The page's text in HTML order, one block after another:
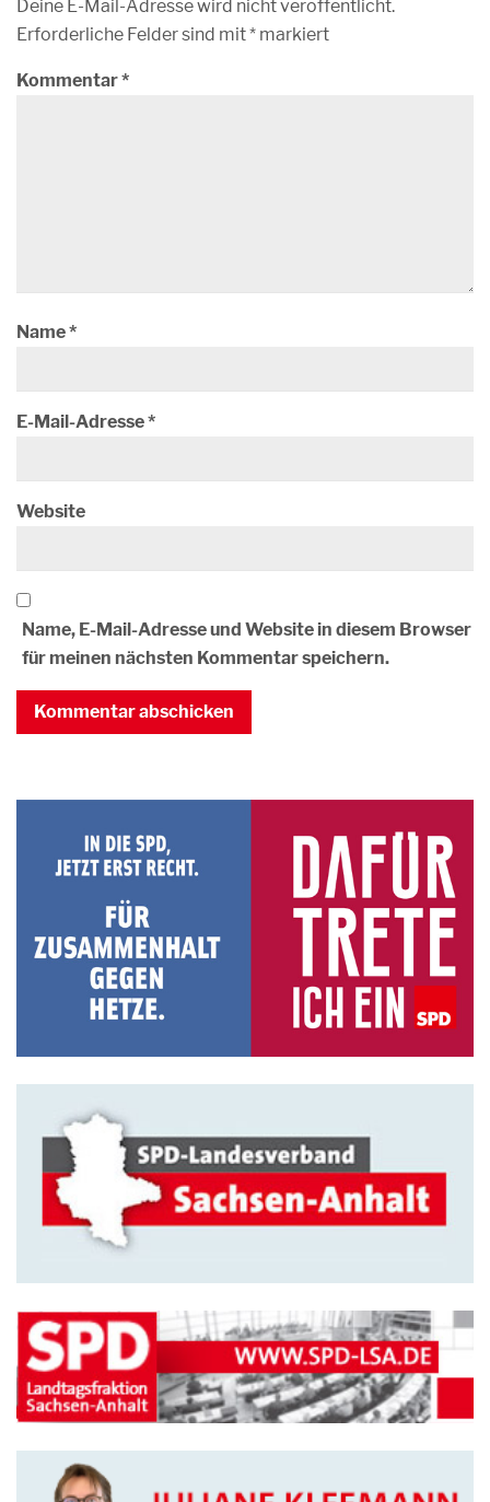
Deine E-Mail-Adresse wird nicht veröffentlicht.
Erforderliche Felder sind mit* markiert
Kommentar*
Name*
E-Mail-Adresse*
Website
Name, E-Mail-Adresse und Website in diesem Browser
für meinen nächsten Kommentar speichern.